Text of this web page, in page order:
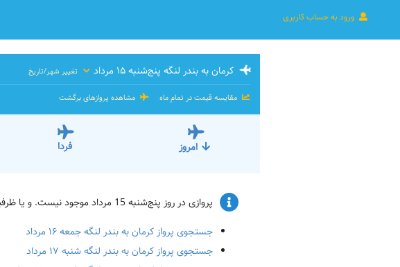
ورود به حساب کاربری
کرمان به بندر لنگه پنج‌شنبه ۱۵ مرداد تغییر شهر/تاریخ
مقایسه قیمت در تمام ماه مشاهده پروازهای برگشت
امروز فردا
پروازی در روز پنج‌شنبه 15 مرداد موجود نیست. و یا ظرفیت پرواز پر شده است. پرواز برای تاریخ‌های زیر را چک کنید:
جستجوی پرواز کرمان به بندر لنگه جمعه ۱۶ مرداد
جستجوی پرواز کرمان به بندر لنگه شنبه ۱۷ مرداد